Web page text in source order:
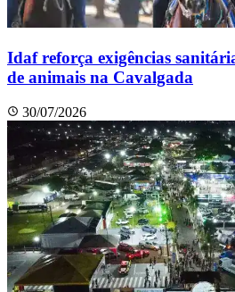
Idaf reforça exigências
de animais na Cavalgada
30/07/2026